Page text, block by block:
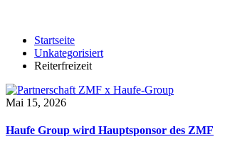
Startseite
Unkategorisiert
Reiterfreizeit
Mai 15, 2026
Haufe Group wird Hauptsponsor des ZMF